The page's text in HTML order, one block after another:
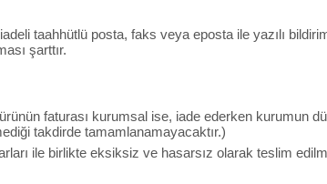
taahhütlü posta, faks veya eposta ile yazılı
şarttır.
faturası kurumsal ise, iade ederken kurumun
takdirde tamamlanamayacaktır.)
ile birlikte eksiksiz ve hasarsız olarak teslim